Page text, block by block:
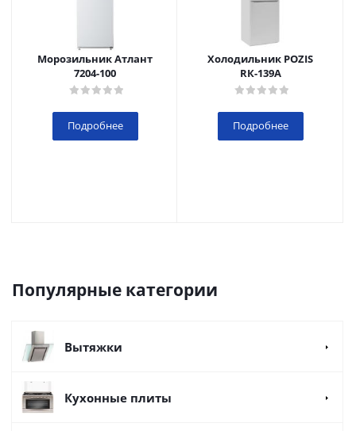
Морозильник Атлант
7204-100
Подробнее
Холодильник POZIS
RК-139А
Подробнее
Популярные категории
Вытяжки
Кухонные плиты